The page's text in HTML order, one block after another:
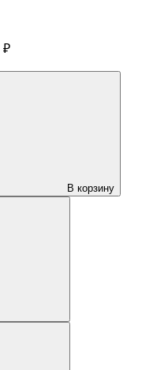
₽
В корзину